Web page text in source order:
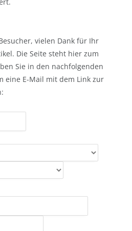
vielen Dank für Ihr
Die Seite steht hier zum
Sie in den nachfolgenden
eine E-Mail mit dem Link zur